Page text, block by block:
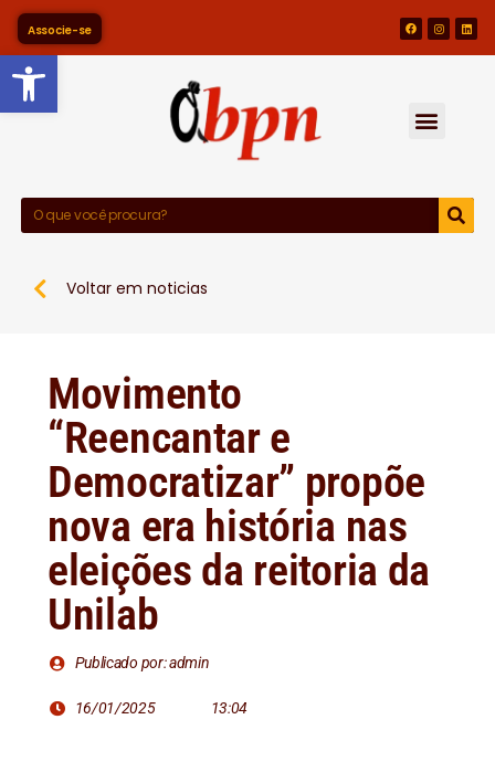
Barra de Ferramentas
Associe-se
Voltar em noticias
Movimento
“Reencantar e
Democratizar” propõe
nova era história nas
eleições da reitoria da
Unilab
Publicado por: admin
16/01/2025 13:04